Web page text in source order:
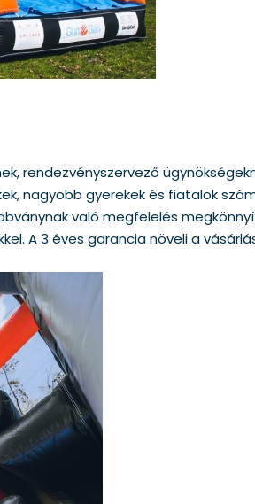
rendezvényszervező
nagyobb gyerekek és fiatalok
való megfelelés
A 3 éves garancia növeli a